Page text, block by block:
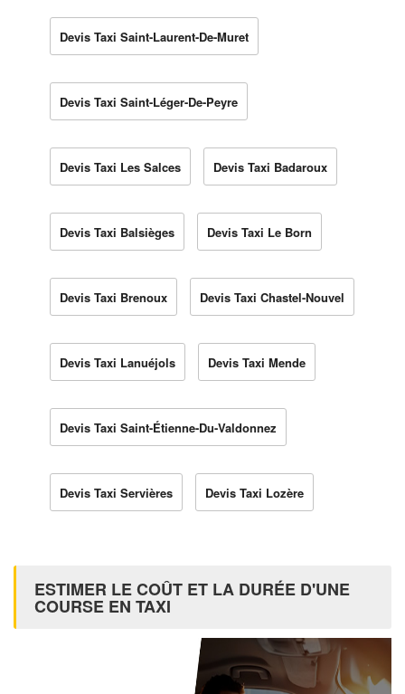
Devis Taxi Saint-Laurent-De-Muret
Devis Taxi Saint-Léger-De-Peyre
Devis Taxi Les Salces Devis Taxi Badaroux
Devis Taxi Balsièges Devis Taxi Le Born
Devis Taxi Brenoux Devis Taxi Chastel-Nouvel
Devis Taxi Lanuéjols Devis Taxi Mende
Devis Taxi Saint-Étienne-Du-Valdonnez
Devis Taxi Servières Devis Taxi Lozère
ESTIMER LE COÛT ET LA DURÉE D'UNE
COURSE EN TAXI